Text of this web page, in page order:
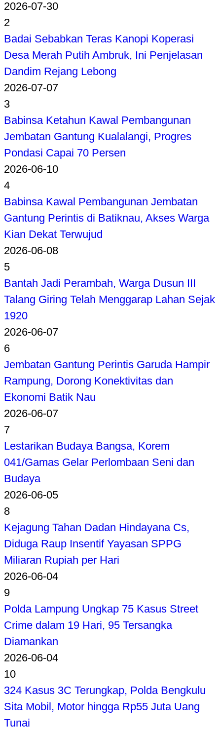
2026-07-30
2
Badai Sebabkan Teras Kanopi Koperasi
Desa Merah Putih Ambruk, Ini Penjelasan
Dandim Rejang Lebong
2026-07-07
3
Babinsa Ketahun Kawal Pembangunan
Jembatan Gantung Kualalangi, Progres
Pondasi Capai 70 Persen
2026-06-10
4
Babinsa Kawal Pembangunan Jembatan
Gantung Perintis di Batiknau, Akses Warga
Kian Dekat Terwujud
2026-06-08
5
Bantah Jadi Perambah, Warga Dusun III
Talang Giring Telah Menggarap Lahan Sejak
1920
2026-06-07
6
Jembatan Gantung Perintis Garuda Hampir
Rampung, Dorong Konektivitas dan
Ekonomi Batik Nau
2026-06-07
7
Lestarikan Budaya Bangsa, Korem
041/Gamas Gelar Perlombaan Seni dan
Budaya
2026-06-05
8
Kejagung Tahan Dadan Hindayana Cs,
Diduga Raup Insentif Yayasan SPPG
Miliaran Rupiah per Hari
2026-06-04
9
Polda Lampung Ungkap 75 Kasus Street
Crime dalam 19 Hari, 95 Tersangka
Diamankan
2026-06-04
10
324 Kasus 3C Terungkap, Polda Bengkulu
Sita Mobil, Motor hingga Rp55 Juta Uang
Tunai